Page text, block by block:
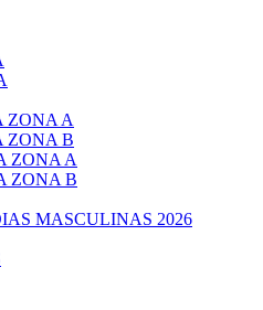
ZONA A
ZONA B
ZONA A
ZONA B
MASCULINAS 2026